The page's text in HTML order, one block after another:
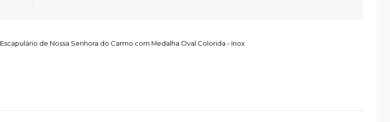
Escapulário de Nossa Senhora do Carmo com Medalha Oval Colorida - Inox